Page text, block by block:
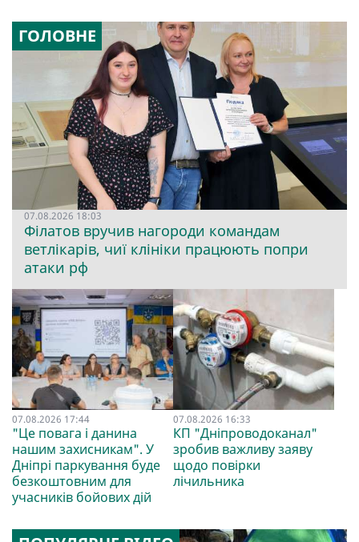
ГОЛОВНЕ
07.08.2026 18:03
Філатов вручив нагороди командам
ветлікарів, чиї клініки працюють попри
атаки рф
07.08.2026 17:44
"Це повага і данина
нашим захисникам". У
Дніпрі паркування буде
безкоштовним для
учасників бойових дій
07.08.2026 16:33
КП "Дніпроводоканал"
зробив важливу заяву
щодо повірки
лічильника